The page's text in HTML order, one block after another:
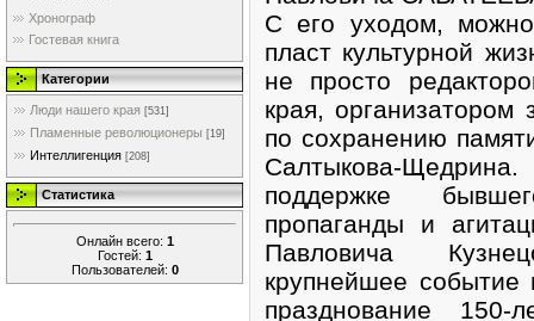
Хронограф
Гостевая книга
Категории
Люди нашего края [531]
Пламенные революционеры [19]
Интеллигенция [208]
Статистика
Онлайн всего: 1
Гостей: 1
Пользователей: 0
С его уходом,
пласт культурной
не просто
края,
по сохранению
Салтыкова-
поддержке
пропаганды и
Павловича
крупнейшее
празднование